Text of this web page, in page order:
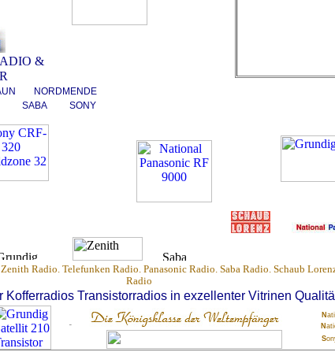
&
NORDMENDE
SABA SONY
Zenith Radio. Telefunken Radio. Panasonic Radio. Saba Radio. Schaub
Radio
Kofferradios Transistorradios in exzellenter Vitrinen
N
N
S